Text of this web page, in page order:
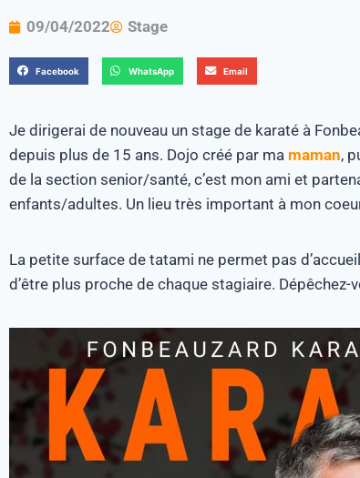
09/04/2022 Stage
Facebook WhatsApp Email
Je dirigerai de nouveau un stage de karaté à
depuis plus de 15 ans. Dojo créé par ma maman,
de la section senior/santé, c’est mon ami et
enfants/adultes. Un lieu très important à mon
La petite surface de tatami ne permet pas
d’être plus proche de chaque stagiaire.